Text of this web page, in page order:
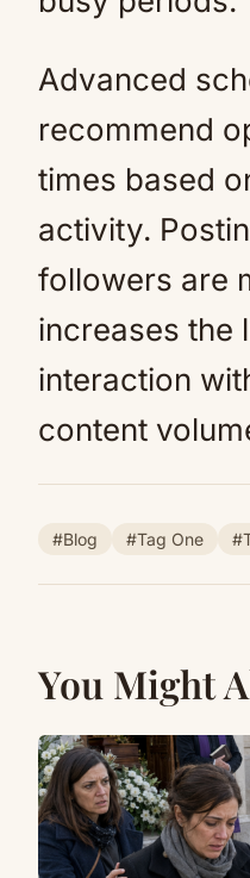
Advanced
recommend
times based
activity.
followers are
increases the
interaction
content
#Blog #Tag One
You Might